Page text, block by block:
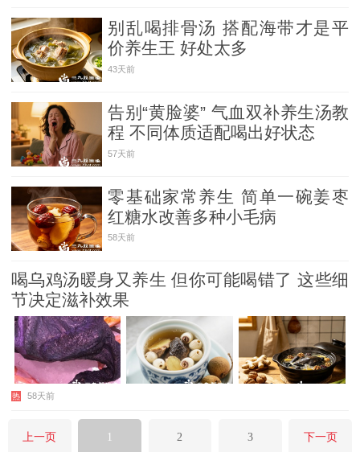
别乱喝排骨汤 搭配海带才是平
价养生王 好处太多
43天前
告别“黄脸婆” 气血双补养生汤教
程 不同体质适配喝出好状态
57天前
零基础家常养生 简单一碗姜枣
红糖水改善多种小毛病
58天前
喝乌鸡汤暖身又养生 但你可能喝错了 这些细
节决定滋补效果
热 58天前
上一页 1 2 3 下一页